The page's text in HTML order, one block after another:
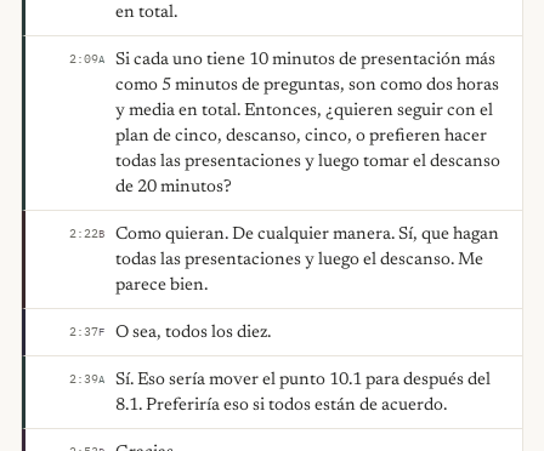
en total.
2:09A
Si cada uno tiene 10 minutos de presentación más
como 5 minutos de preguntas, son como dos horas
y media en total. Entonces, ¿quieren seguir con el
plan de cinco, descanso, cinco, o prefieren hacer
todas las presentaciones y luego tomar el descanso
de 20 minutos?
2:22B
Como quieran. De cualquier manera. Sí, que hagan
todas las presentaciones y luego el descanso. Me
parece bien.
2:37F O sea, todos los diez.
2:39A
Sí. Eso sería mover el punto 10.1 para después del
8.1. Preferiría eso si todos están de acuerdo.